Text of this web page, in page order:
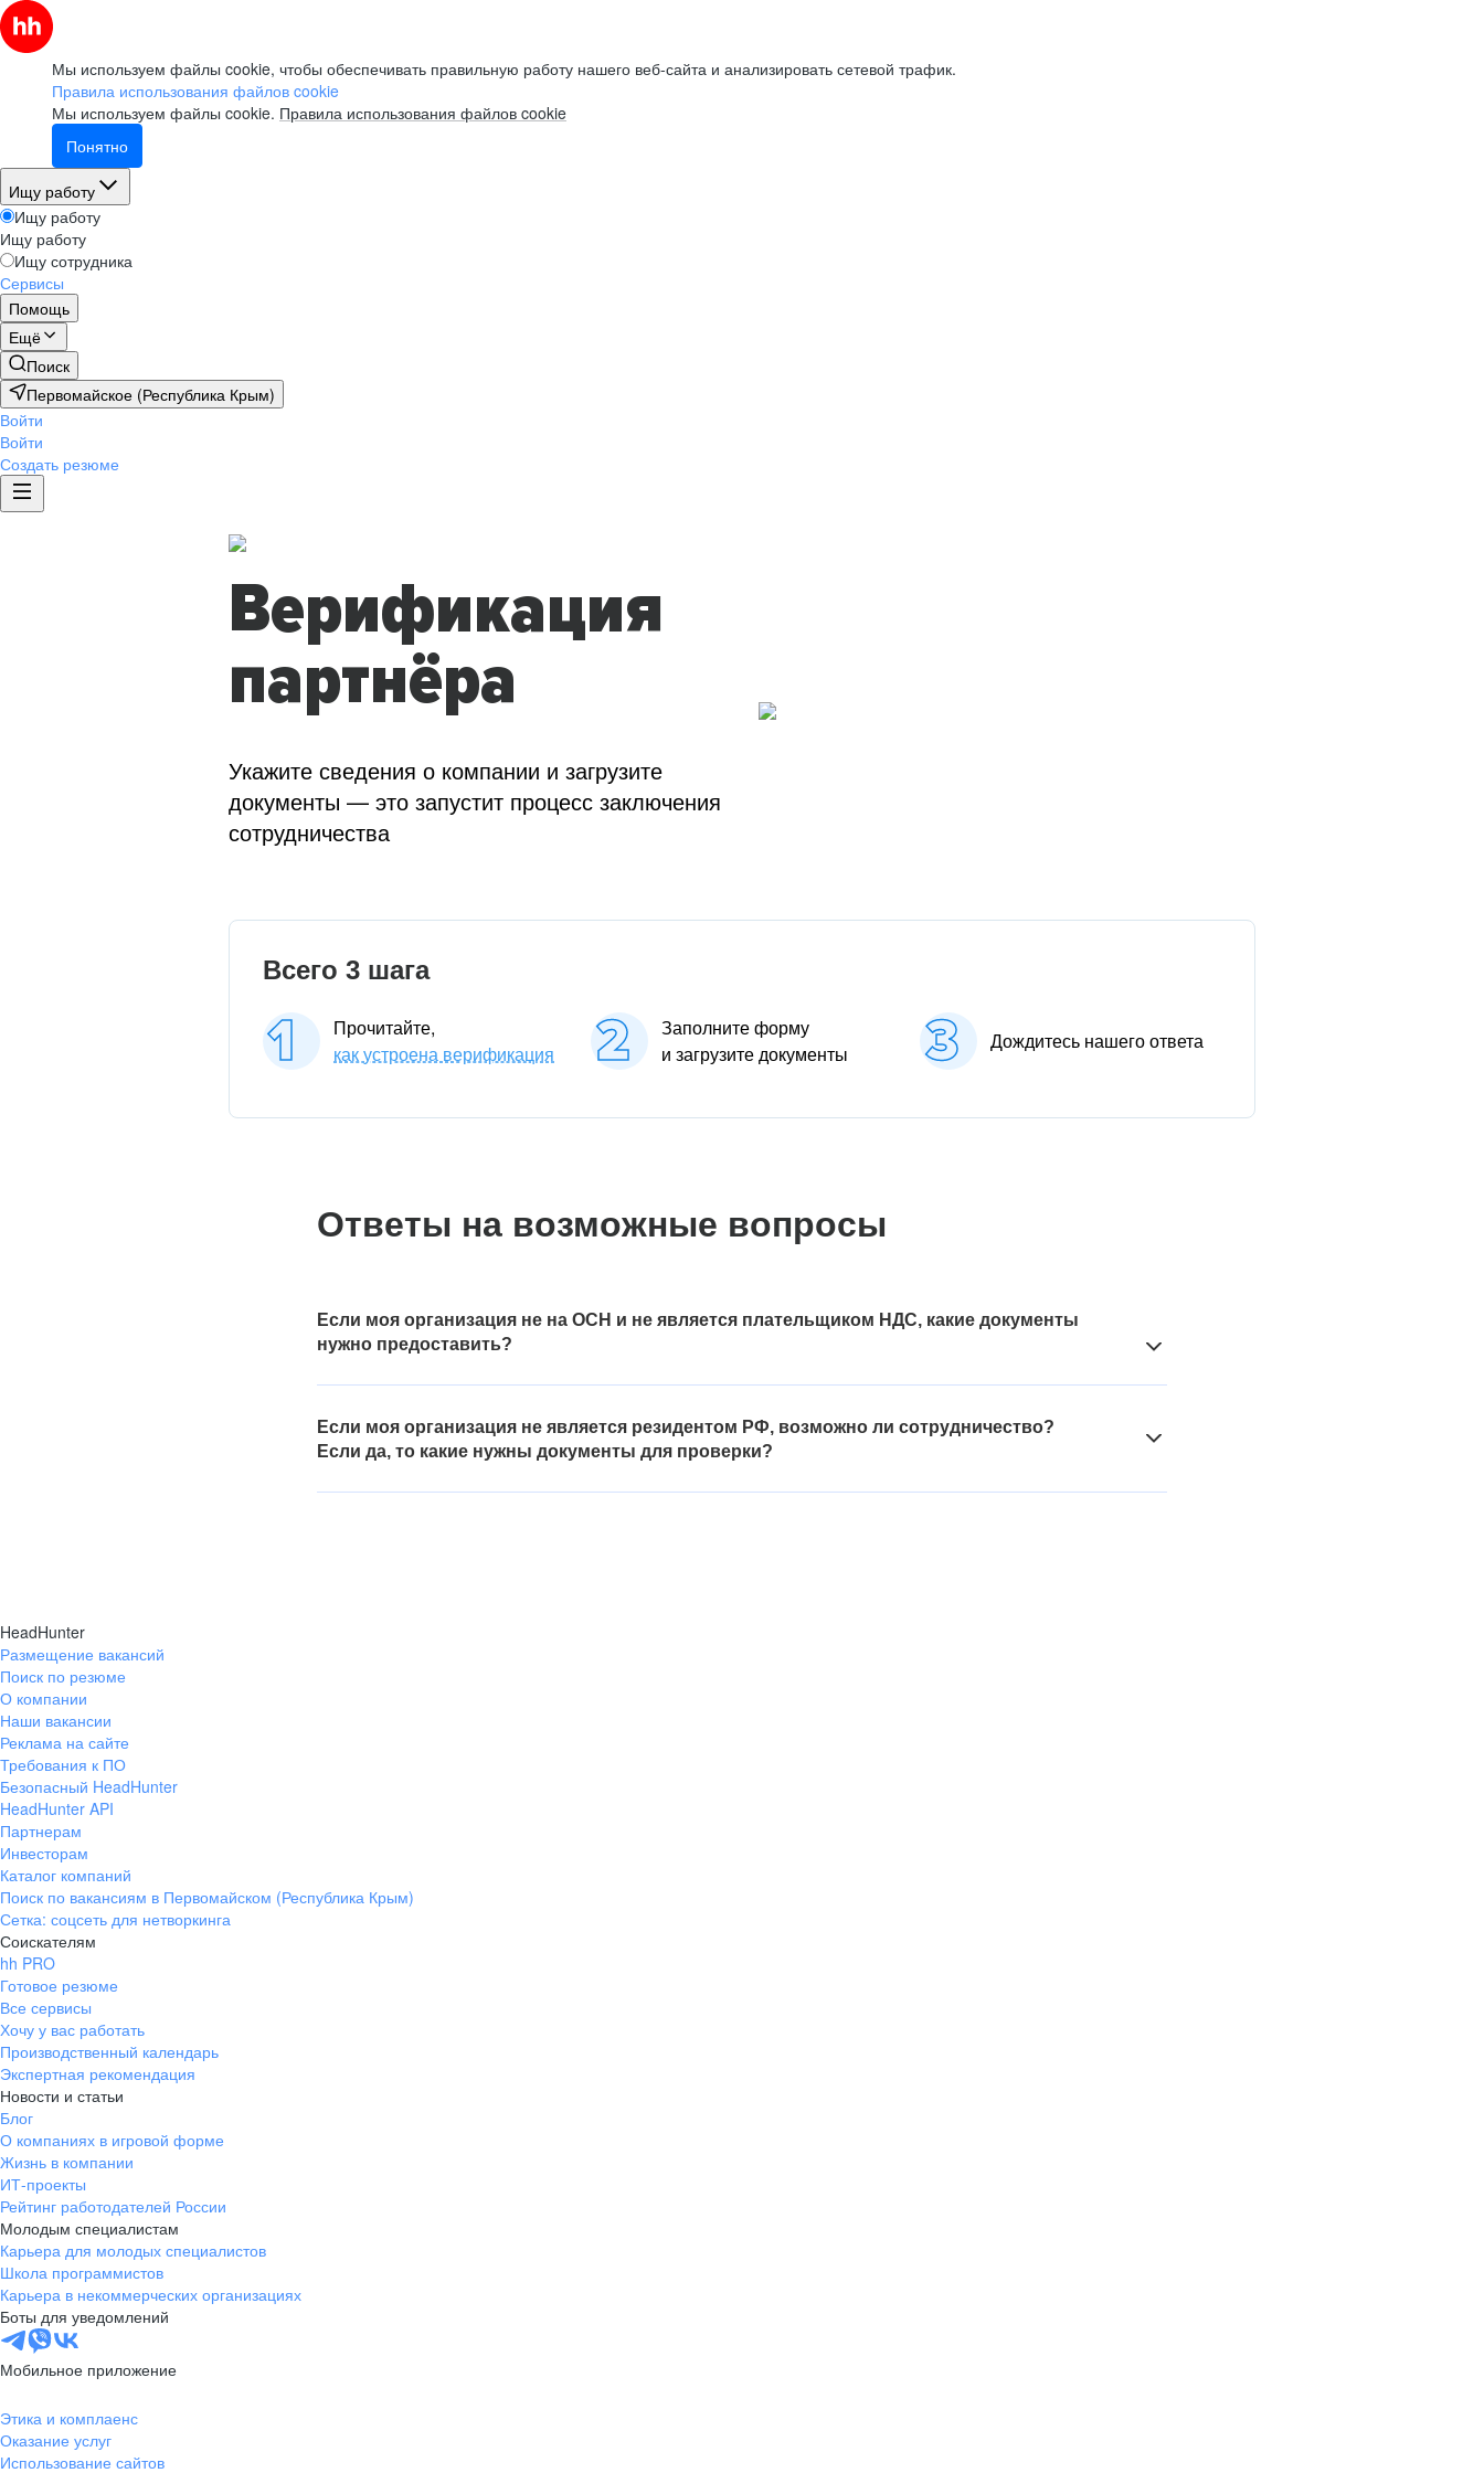
Мы используем файлы cookie, чтобы обеспечивать правильную работу нашего веб-сайта и анализировать сетевой трафик.
Правила использования файлов cookie
Мы используем файлы cookie. Правила использования файлов cookie
Понятно
Ищу работу
Ищу работу
Ищу работу
Ищу сотрудника
Сервисы
Помощь
Ещё
Поиск
Первомайское (Республика Крым)
Войти
Войти
Создать резюме
Верификация
партнёра
Укажите сведения о компании и загрузите
документы — это запустит процесс заключения
сотрудничества
Всего 3 шага
Прочитайте,
как устроена верификация
Заполните форму
и загрузите документы
Дождитесь нашего ответа
Ответы на возможные вопросы
Если моя организация не на ОСН и не является плательщиком НДС, какие документы
нужно предоставить?
применения ими упрощённой системы налогообложения, предоставьте подтверждение о применении такого
налогового режима. Это может быть первый лист декларации с отметкой налогового органа о принятии,
протокол сдачи декларации через интернет или заявление о переходе на специальный налоговый режим
Если моя организация не является резидентом РФ, возможно ли сотрудничество?
Если да, то какие нужны документы для проверки?
HeadHunter
Размещение вакансий
Поиск по резюме
О компании
Наши вакансии
Реклама на сайте
Требования к ПО
Безопасный HeadHunter
HeadHunter API
Партнерам
Инвесторам
Каталог компаний
Поиск по вакансиям в Первомайском (Республика Крым)
Сетка: соцсеть для нетворкинга
Соискателям
hh PRO
Готовое резюме
Все сервисы
Хочу у вас работать
Производственный календарь
Экспертная рекомендация
Новости и статьи
Блог
О компаниях в игровой форме
Жизнь в компании
ИТ-проекты
Рейтинг работодателей России
Молодым специалистам
Карьера для молодых специалистов
Школа программистов
Карьера в некоммерческих организациях
Боты для уведомлений
Мобильное приложение
Этика и комплаенс
Оказание услуг
Использование сайтов